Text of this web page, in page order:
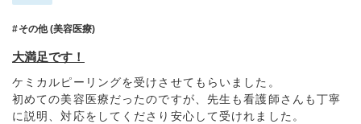
その他 (美容医療)
大満足です！
ケミカルピーリングを受けさせてもらいました。
初めての美容医療だったのですが、先生も看護師さんも丁寧
に説明、対応をしてくださり安心して受けれました。